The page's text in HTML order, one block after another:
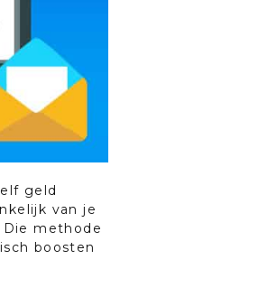
geld
van je
methode
boosten